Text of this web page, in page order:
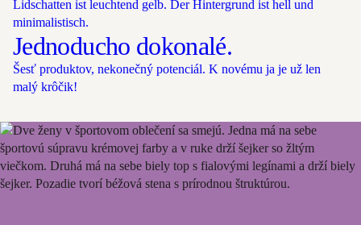
Jednoducho dokonalé.
Šesť produktov, nekonečný potenciál. K novému ja je už len
malý krôčik!